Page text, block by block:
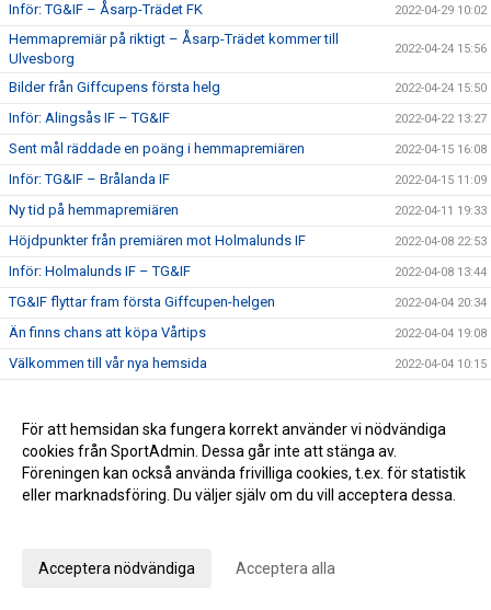
Inför: TG&IF – Åsarp-Trädet FK 2022-04-29 10:02
Hemmapremiär på riktigt – Åsarp-Trädet kommer till
Ulvesborg
2022-04-24 15:56
Bilder från Giffcupens första helg 2022-04-24 15:50
Inför: Alingsås IF – TG&IF 2022-04-22 13:27
Sent mål räddade en poäng i hemmapremiären 2022-04-15 16:08
Inför: TG&IF – Brålanda IF 2022-04-15 11:09
Ny tid på hemmapremiären 2022-04-11 19:33
Höjdpunkter från premiären mot Holmalunds IF 2022-04-08 22:53
Inför: Holmalunds IF – TG&IF 2022-04-08 13:44
TG&IF flyttar fram första Giffcupen-helgen 2022-04-04 20:34
Än finns chans att köpa Vårtips 2022-04-04 19:08
Välkommen till vår nya hemsida 2022-04-04 10:15
Bra årspremiär av juniorlaget mot Folkabo 2022-03-24 16:48
INFO Nya huvudentrèn 2022-03-24 12:27
Entrèn 2022-03-15 08:41
Inför: TG&IF – Vänersborgs FK (träningsmatch)
För att hemsidan ska fungera korrekt använder vi nödvändiga
cookies från SportAdmin. Dessa går inte att stänga av.
Föreningen kan också använda frivilliga cookies, t.ex. för statistik
eller marknadsföring. Du väljer själv om du vill acceptera dessa.
Acceptera nödvändiga Acceptera alla